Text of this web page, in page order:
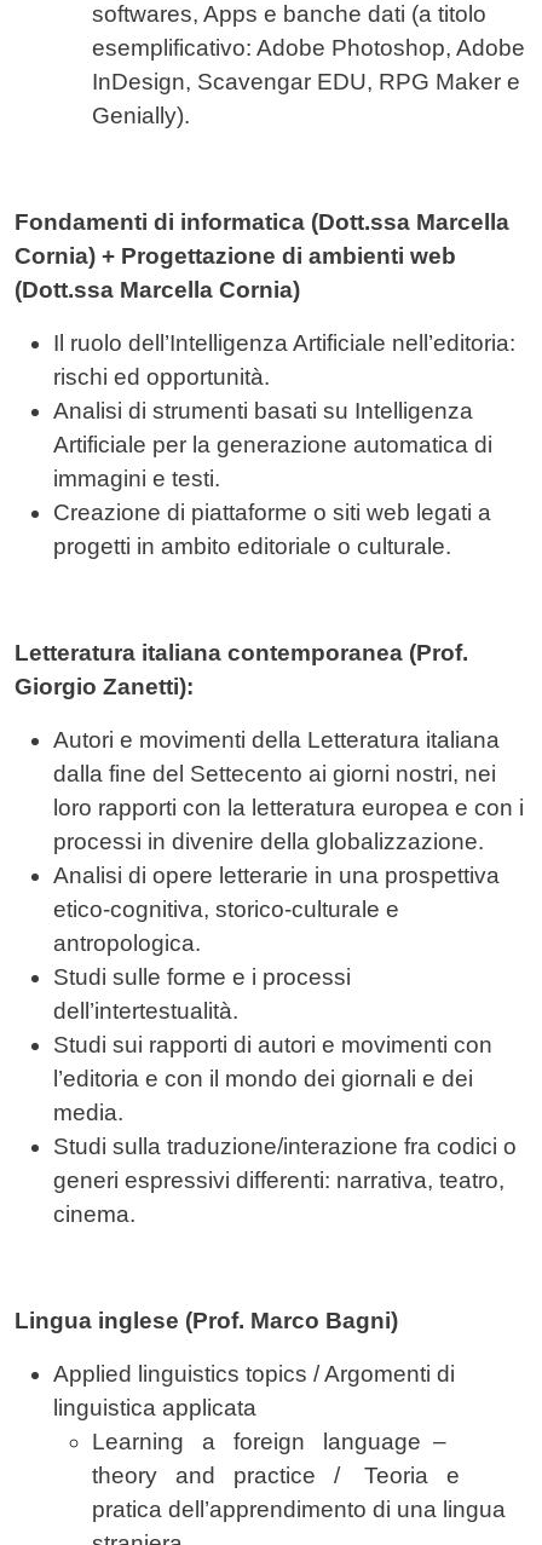
softwares, Apps e banche dati (a titolo
esemplificativo: Adobe Photoshop, Adobe
InDesign, Scavengar EDU, RPG Maker e
Genially).
Fondamenti di informatica (Dott.ssa Marcella
Cornia) + Progettazione di ambienti web
(Dott.ssa Marcella Cornia)
Il ruolo dell’Intelligenza Artificiale nell’editoria:
rischi ed opportunità.
Analisi di strumenti basati su Intelligenza
Artificiale per la generazione automatica di
immagini e testi.
Creazione di piattaforme o siti web legati a
progetti in ambito editoriale o culturale.
Letteratura italiana contemporanea (Prof.
Giorgio Zanetti):
Autori e movimenti della Letteratura italiana
dalla fine del Settecento ai giorni nostri, nei
loro rapporti con la letteratura europea e con i
processi in divenire della globalizzazione.
Analisi di opere letterarie in una prospettiva
etico-cognitiva, storico-culturale e
antropologica.
Studi sulle forme e i processi
dell’intertestualità.
Studi sui rapporti di autori e movimenti con
l’editoria e con il mondo dei giornali e dei
media.
Studi sulla traduzione/interazione fra codici o
generi espressivi differenti: narrativa, teatro,
cinema.
Lingua inglese (Prof. Marco Bagni)
Applied linguistics topics / Argomenti di
linguistica applicata
Learning a foreign language –
theory and practice / Teoria e
pratica dell’apprendimento di una lingua